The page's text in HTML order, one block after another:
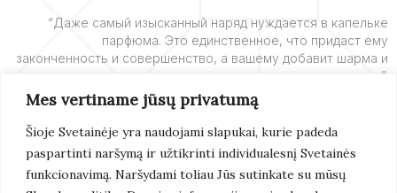
Mes vertiname jūsų privatumą
Šioje Svetainėje yra naudojami slapukai, kurie padeda
paspartinti naršymą ir užtikrinti individualesnį Svetainės
funkcionavimą. Naršydami toliau Jūs sutinkate su mūsų
e
b
o
o
k
-
f
t
a
g
r
a
m
“Даже самый изысканный наряд нуждается в капельке
парфюма. Это единственное, что придаст ему
законченность и совершенство, а вашему добавит шарма и
очарования”.
Подробнее